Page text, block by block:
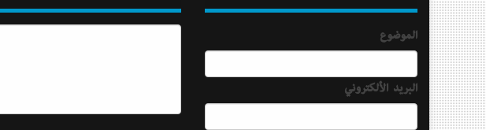
الموضوع
البريد الألكتروني